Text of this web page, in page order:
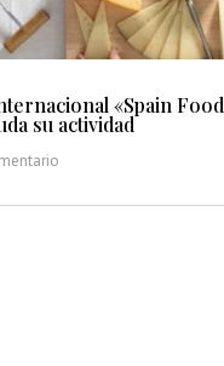
«Spain Food
su actividad